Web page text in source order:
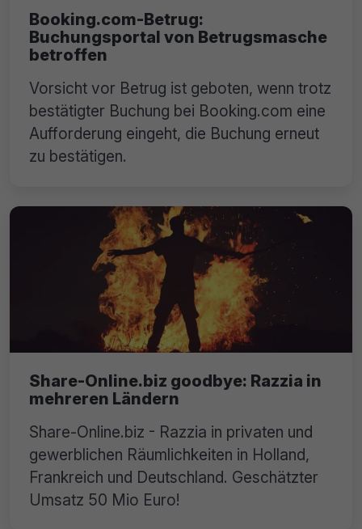
Booking.com-Betrug:
Buchungsportal von Betrugsmasche
betroffen
Vorsicht vor Betrug ist geboten, wenn trotz
bestätigter Buchung bei Booking.com eine
Aufforderung eingeht, die Buchung erneut
zu bestätigen.
Share-Online.biz goodbye: Razzia in
mehreren Ländern
Share-Online.biz - Razzia in privaten und
gewerblichen Räumlichkeiten in Holland,
Frankreich und Deutschland. Geschätzter
Umsatz 50 Mio Euro!